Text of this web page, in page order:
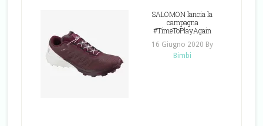
SALOMON lancia la
campagna
#TimeToPlayAgain
16 Giugno 2020 By
Bimbi